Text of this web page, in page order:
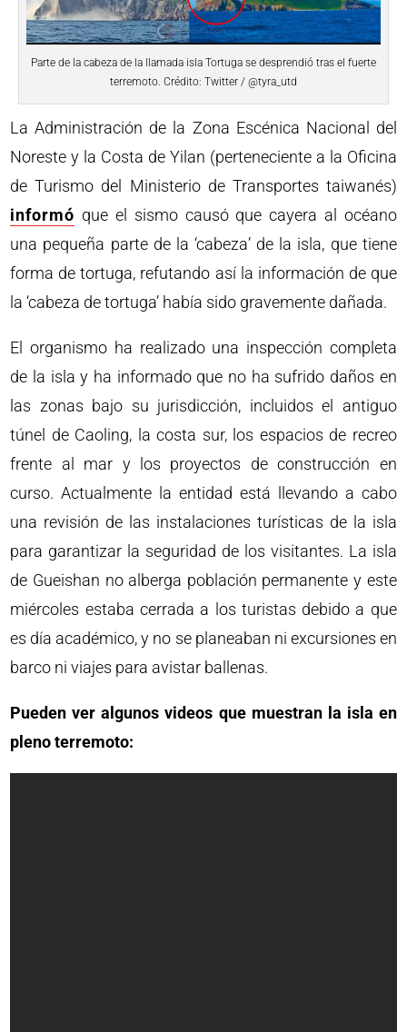
Parte de la cabeza de la llamada isla Tortuga se desprendió tras el fuerte
terremoto. Crédito: Twitter / @tyra_utd
La Administración de la Zona Escénica Nacional del
Noreste y la Costa de Yilan (perteneciente a la Oficina
de Turismo del Ministerio de Transportes taiwanés)
informó que el sismo causó que cayera al océano
una pequeña parte de la ‘cabeza’ de la isla, que tiene
forma de tortuga, refutando así la información de que
la ‘cabeza de tortuga’ había sido gravemente dañada.
El organismo ha realizado una inspección completa
de la isla y ha informado que no ha sufrido daños en
las zonas bajo su jurisdicción, incluidos el antiguo
túnel de Caoling, la costa sur, los espacios de recreo
frente al mar y los proyectos de construcción en
curso. Actualmente la entidad está llevando a cabo
una revisión de las instalaciones turísticas de la isla
para garantizar la seguridad de los visitantes. La isla
de Gueishan no alberga población permanente y este
miércoles estaba cerrada a los turistas debido a que
es día académico, y no se planeaban ni excursiones en
barco ni viajes para avistar ballenas.
Pueden ver algunos videos que muestran la isla en
pleno terremoto: